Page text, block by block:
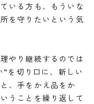
いる方も、もういな
を守りたいという気
やり継続するのでは
”を切り口に、新しい
、手をかえ品をか
うことを繰り返して